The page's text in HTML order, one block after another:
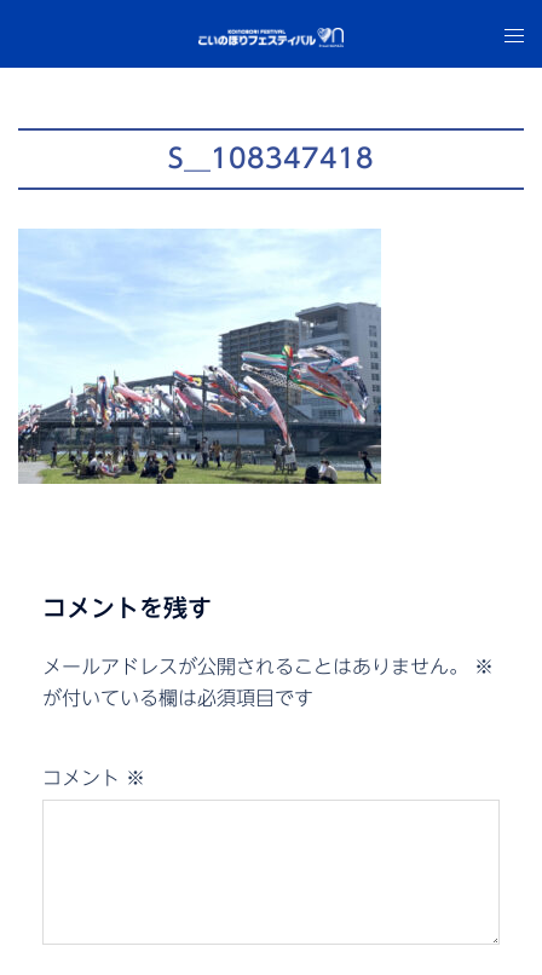
テ
ト
グ
メ
ュ
S__108347418
コメントを残す
メールアドレスが公開されることはありません。
※
が付いている欄は必須項目です
コメント ※